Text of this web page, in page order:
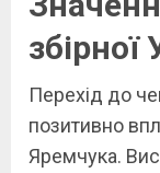
збірної
Перехід до
позитивно
Яремчука.